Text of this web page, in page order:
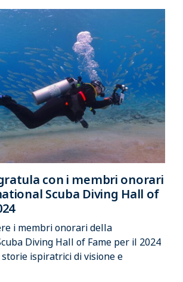
con i membri onorari
Scuba Diving Hall of
i membri onorari della
Diving Hall of Fame per il 2024
ispiratrici di visione e